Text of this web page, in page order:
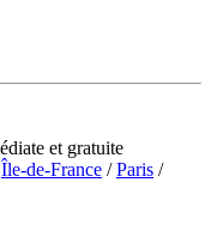
et gratuite
Île-de-France /Paris /